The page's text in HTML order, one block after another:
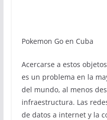
Pokemon Go en Cuba
Acercarse a estos
es un problema en la
del mundo, al menos
infraestructura. Las
de datos a internet y la